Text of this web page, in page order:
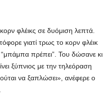
φλέικς σε δυόμιση λεπτά.
γιατί τρως το κορν φλέικ
πρέπει”. Του δώσανε κι
ξύπνιος με την τηλεόραση
να ξαπλώσει», ανέφερε ο